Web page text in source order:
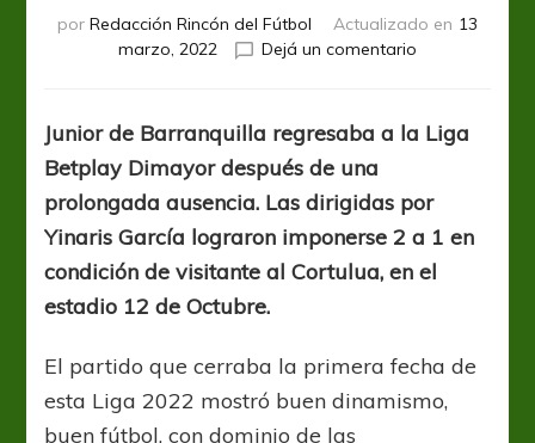
por Redacción Rincón del Fútbol Actualizado en 13
marzo, 2022
Dejá un comentario
ganaron
en
regreso
la
Liga
Junior de Barranquilla regresaba a la Liga
Betplay Dimayor después de una
prolongada ausencia. Las dirigidas por
Yinaris García lograron imponerse 2 a 1 en
condición de visitante al Cortulua, en el
estadio 12 de Octubre.
El partido que cerraba la primera fecha de
esta Liga 2022 mostró buen dinamismo,
buen fútbol, con dominio de las